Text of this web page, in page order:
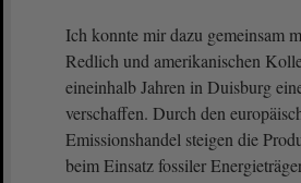
Ich konnte mir dazu gemeinsam
Redlich und amerikanischen
eineinhalb Jahren in Duisburg
verschaffen. Durch den
Emissionshandel steigen die
beim Einsatz fossiler